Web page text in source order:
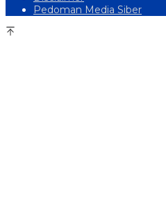
Pedoman Media Siber